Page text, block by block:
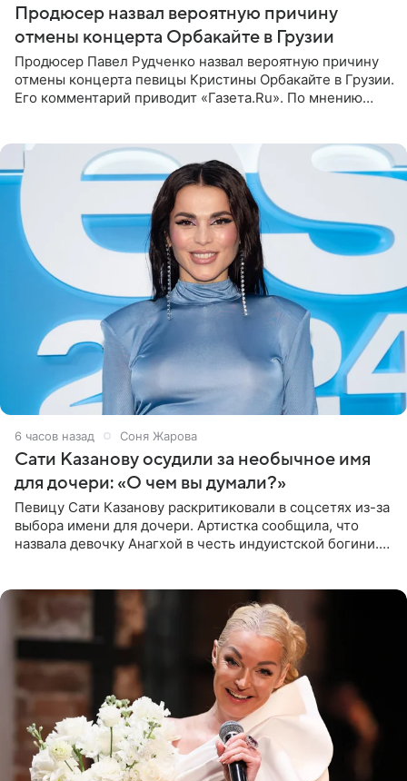
Продюсер назвал вероятную причину
отмены концерта Орбакайте в Грузии
Продюсер Павел Рудченко назвал вероятную причину
отмены концерта певицы Кристины Орбакайте в Грузии.
Его комментарий приводит «Газета.Ru». По мнению
6 часов назад Соня Жарова
Сати Казанову осудили за необычное имя
для дочери: «О чем вы думали?»
Певицу Сати Казанову раскритиковали в соцсетях из-за
выбора имени для дочери. Артистка сообщила, что
назвала девочку Анагхой в честь индуистской богини.